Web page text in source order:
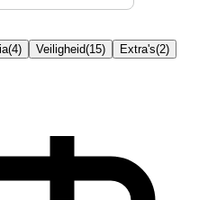
(4) Veiligheid(15) Extra's(2)